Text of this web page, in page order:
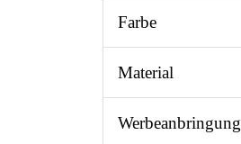
Farbe
Material
Werbeanbringung